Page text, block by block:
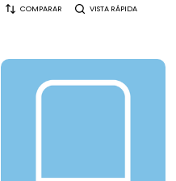
COMPARAR VISTA RÁPIDA